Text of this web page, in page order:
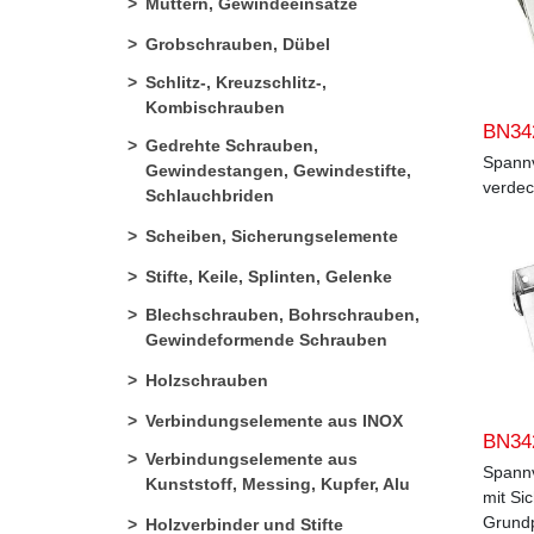
Grobschrauben, Dübel
Schlitz-, Kreuzschlitz-,
Kombischrauben
Gedrehte Schrauben,
Gewindestangen, Gewindestifte,
Schlauchbriden
Scheiben, Sicherungselemente
Stifte, Keile, Splinten, Gelenke
Blechschrauben, Bohrschrauben,
Gewindeformende Schrauben
Holzschrauben
Verbindungselemente aus INOX
Verbindungselemente aus
Kunststoff, Messing, Kupfer, Alu
Holzverbinder und Stifte
mit